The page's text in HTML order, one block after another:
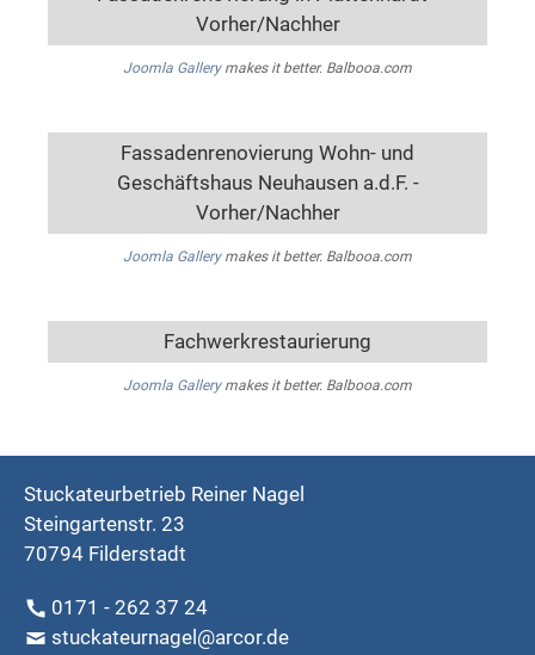
Vorher/Nachher
Joomla Gallerymakes it better. Balbooa.com
Fassadenrenovierung Wohn- und
Geschäftshaus Neuhausen a.d.F. -
Vorher/Nachher
Joomla Gallerymakes it better. Balbooa.com
Fachwerkrestaurierung
Joomla Gallerymakes it better. Balbooa.com
Stuckateurbetrieb Reiner Nagel
Steingartenstr. 23
70794 Filderstadt
0171 - 262 37 24
stuckateurnagel@arcor.de